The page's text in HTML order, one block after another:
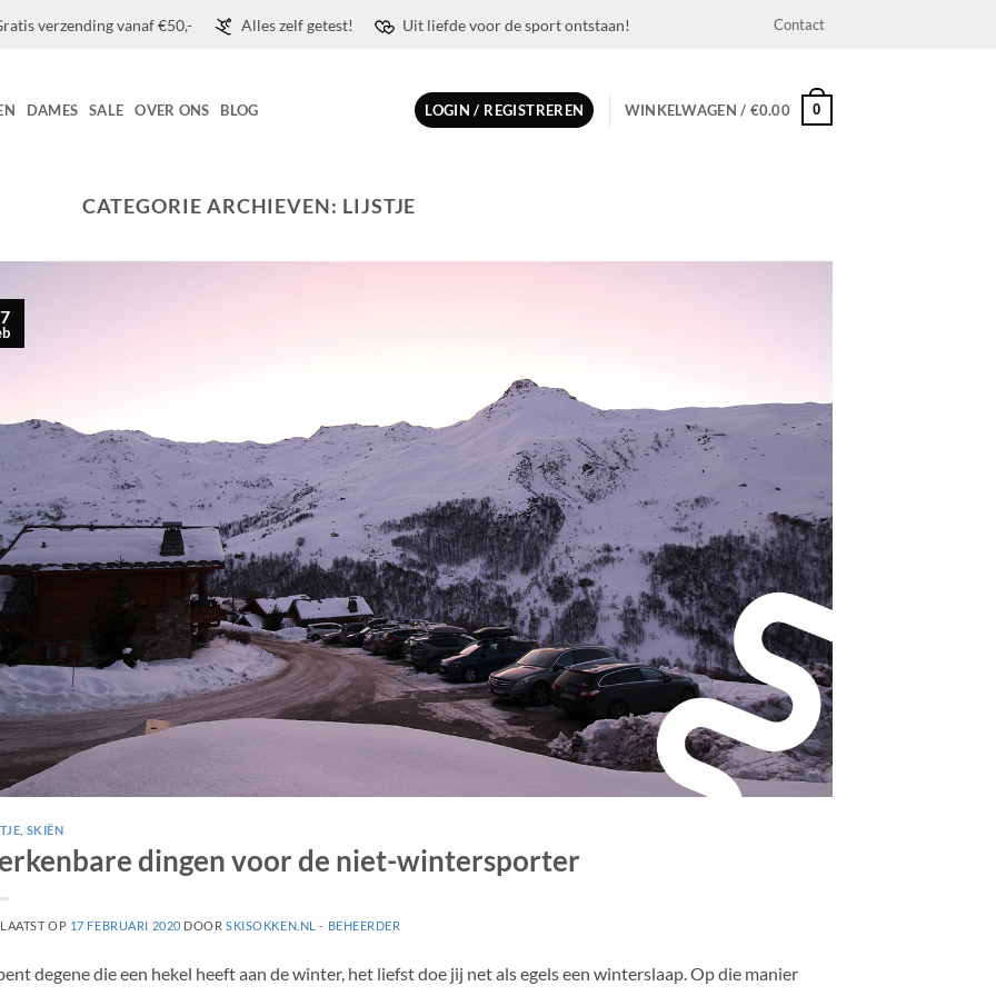
verzending vanaf €50,- Alles zelf getest! Uit liefde voor de sport ontstaan! Contact
DAMES SALE OVER ONS BLOG LOGIN / REGISTREREN WINKELWAGEN / €0.00 0
CATEGORIE ARCHIEVEN: LIJSTJE
SKIËN
dingen voor de niet-wintersporter
OP 17 FEBRUARI 2020 DOORSKISOKKEN.NL - BEHEERDER
degene die een hekel heeft aan de winter, het liefst doe jij net als egels een winterslaap. Op die manier